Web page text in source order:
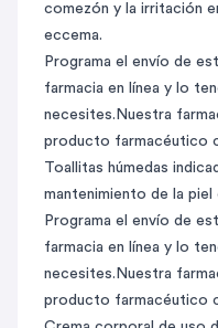
comezón y la irritación
eccema.
Programa el envío de
farmacia en línea y lo
necesites.Nuestra
producto farmacéutico
Toallitas húmedas
mantenimiento de la
Programa el envío de
farmacia en línea y lo
necesites.Nuestra
producto farmacéutico